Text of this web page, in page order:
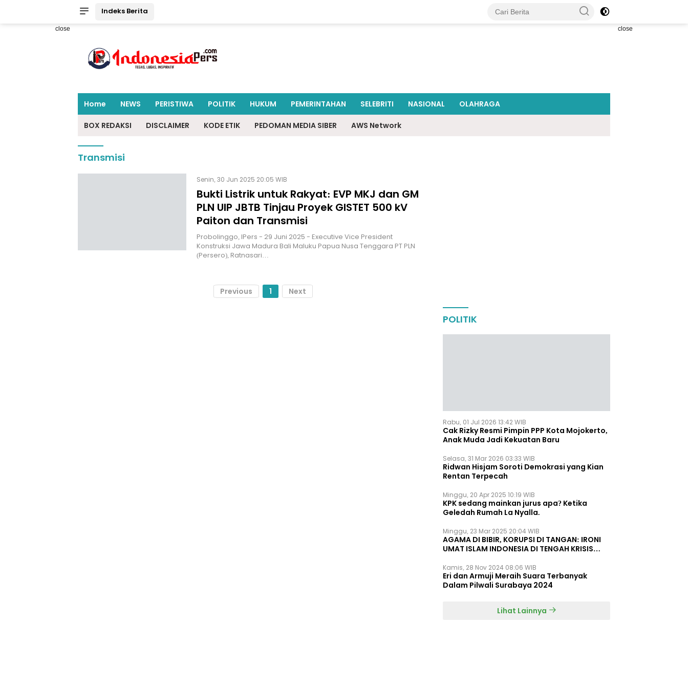
Indeks Berita
close close
Home NEWS PERISTIWA POLITIK HUKUM PEMERINTAHAN SELEBRITI NASIONAL OLAHRAGA
BOX REDAKSI DISCLAIMER KODE ETIK PEDOMAN MEDIA SIBER AWS Network
Transmisi
Senin, 30 Jun 2025 20:05 WIB
Bukti Listrik untuk Rakyat: EVP MKJ dan GM
PLN UIP JBTB Tinjau Proyek GISTET 500 kV
Paiton dan Transmisi
Probolinggo, IPers - 29 Juni 2025 - Executive Vice President
Konstruksi Jawa Madura Bali Maluku Papua Nusa Tenggara PT PLN
(Persero), Ratnasari…
Previous 1 Next
POLITIK
Rabu, 01 Jul 2026 13:42 WIB
Cak Rizky Resmi Pimpin PPP Kota Mojokerto,
Anak Muda Jadi Kekuatan Baru
Selasa, 31 Mar 2026 03:33 WIB
Ridwan Hisjam Soroti Demokrasi yang Kian
Rentan Terpecah
Minggu, 20 Apr 2025 10:19 WIB
KPK sedang mainkan jurus apa? Ketika
Geledah Rumah La Nyalla.
Minggu, 23 Mar 2025 20:04 WIB
AGAMA DI BIBIR, KORUPSI DI TANGAN: IRONI
UMAT ISLAM INDONESIA DI TENGAH KRISIS
Kamis, 28 Nov 2024 08:06 WIB
Eri dan Armuji Meraih Suara Terbanyak
Dalam Pilwali Surabaya 2024
Lihat Lainnya